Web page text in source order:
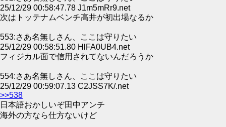
25/12/29 00:58:47.78 J1m5mRr9.net
次はトッテナムベンチ高井が初出場なるか
553:さあ名無しさん、ここは守りたい
25/12/29 00:58:51.80 HlFA0UB4.net
フィジカル面で信用されてないんだろうか
554:さあ名無しさん、ここは守りたい
25/12/29 00:59:07.13 C2JSS7K/.net
>>538
日本語おかしいぞ田中アンチ
海外の方なら仕方ないけど